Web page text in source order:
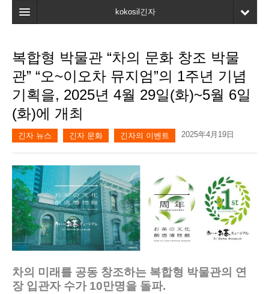
kokosil긴자
검색
고객평가
마이페이지
복합형 박물관 “차의 문화 창조 박물
관” “오~이오차 뮤지엄”의 1주년 기념
기획을, 2025년 4월 29일(화)~5월 6일
(화)에 개최
긴자 뉴스 긴자 문화 긴자의 이벤트 2025年4月19日
차의 미래를 공동 창조하는 복합형 박물관의 연
장 입관자 수가 10만명을 돌파.